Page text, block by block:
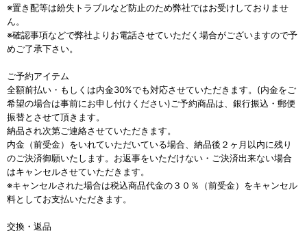
※置き配等は紛失トラブルなど防止のため弊社ではお受けしておりませ
ん。
※確認事項などで弊社よりお電話させていただく場合がございますので予
めご了承下さい。
ご予約アイテム
全額前払い・もしくは内金30%でも対応させていただきます。(内金をご
希望の場合は事前にお申し付けください)ご予約商品は、銀行振込・郵便
振替とさせて頂きます。
納品され次第ご連絡させていただきます。
内金（前受金）をいれていただいている場合、納品後２ヶ月以内に残り
のご決済御願いたします。お返事をいただけない・ご決済出来ない場合
はキャンセルさせていただきます。
※キャンセルされた場合は税込商品代金の３０％（前受金）をキャンセル
料としてお支払いただきます。
交換・返品